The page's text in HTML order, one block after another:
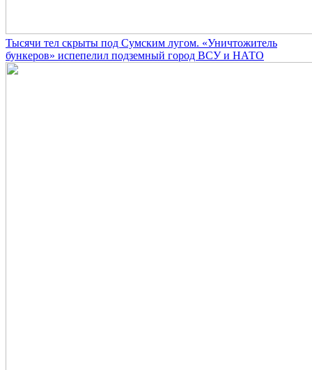
Тысячи тел скрыты под Сумским лугом. «Уничтожитель
бункеров» испепелил подземный город ВСУ и НАТО